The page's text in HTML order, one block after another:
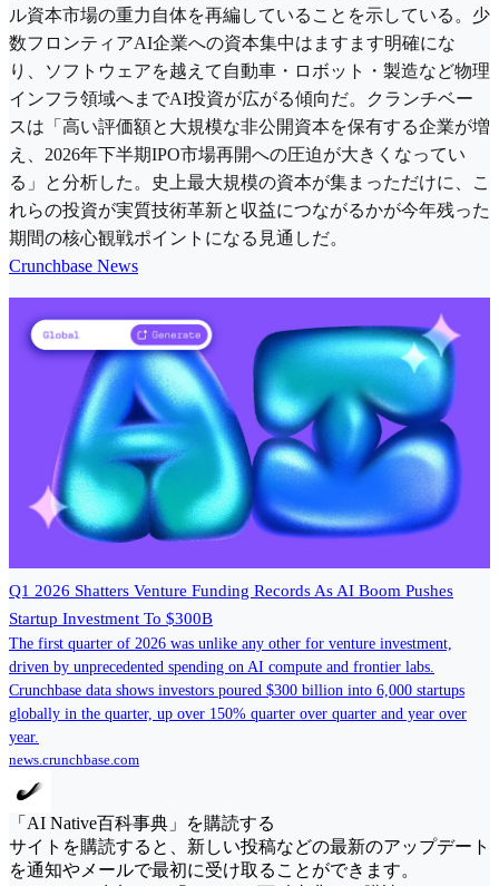
ル資本市場の重力自体を再編していることを示している。少
数フロンティアAI企業への資本集中はますます明確にな
り、ソフトウェアを越えて自動車・ロボット・製造など物理
インフラ領域へまでAI投資が広がる傾向だ。クランチベー
スは「高い評価額と大規模な非公開資本を保有する企業が増
え、2026年下半期IPO市場再開への圧迫が大きくなってい
る」と分析した。史上最大規模の資本が集まっただけに、こ
れらの投資が実質技術革新と収益につながるかが今年残った
期間の核心観戦ポイントになる見通しだ。
Crunchbase News
Q1 2026 Shatters Venture Funding Records As AI Boom Pushes
Startup Investment To $300B
The first quarter of 2026 was unlike any other for venture investment,
driven by unprecedented spending on AI compute and frontier labs.
Crunchbase data shows investors poured $300 billion into 6,000 startups
globally in the quarter, up over 150% quarter over quarter and year over
year.
news.crunchbase.com
「AI Native百科事典」を購読する
サイトを購読すると、新しい投稿などの最新のアップデート
を通知やメールで最初に受け取ることができます。